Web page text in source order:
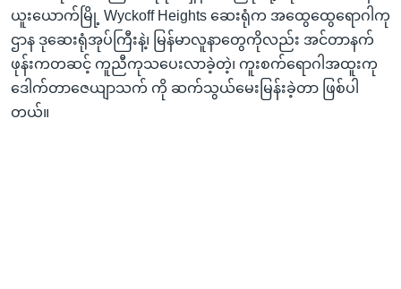
ယူးယောက်မြို့ Wyckoff Heights ဆေးရုံက အထွေထွေရောဂါကု
ဌာန ဒုဆေးရုံအုပ်ကြီးနဲ့၊ မြန်မာလူနာတွေကိုလည်း အင်တာနက်
ဖုန်းကတဆင့် ကူညီကုသပေးလာခဲ့တဲ့၊ ကူးစက်ရောဂါအထူးကု
ဒေါက်တာဇေယျာသက် ကို ဆက်သွယ်မေးမြန်းခဲ့တာ ဖြစ်ပါ
တယ်။